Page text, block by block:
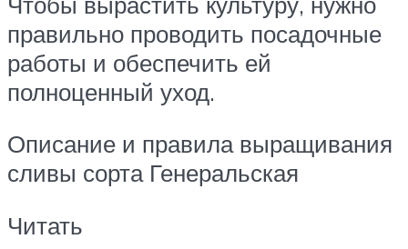
правильно проводить посадочные
работы и обеспечить ей
полноценный уход.
Описание и правила выращивания
сливы сорта Генеральская
Читать